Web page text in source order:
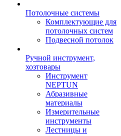
Потолочные системы
Комплектующие для
потолочных систем
Подвесной потолок
Ручной инструмент,
хозтовары
Инструмент
NEPTUN
Абразивные
материалы
Измерительные
инструменты
Лестницы и